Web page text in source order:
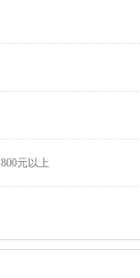
800元以上